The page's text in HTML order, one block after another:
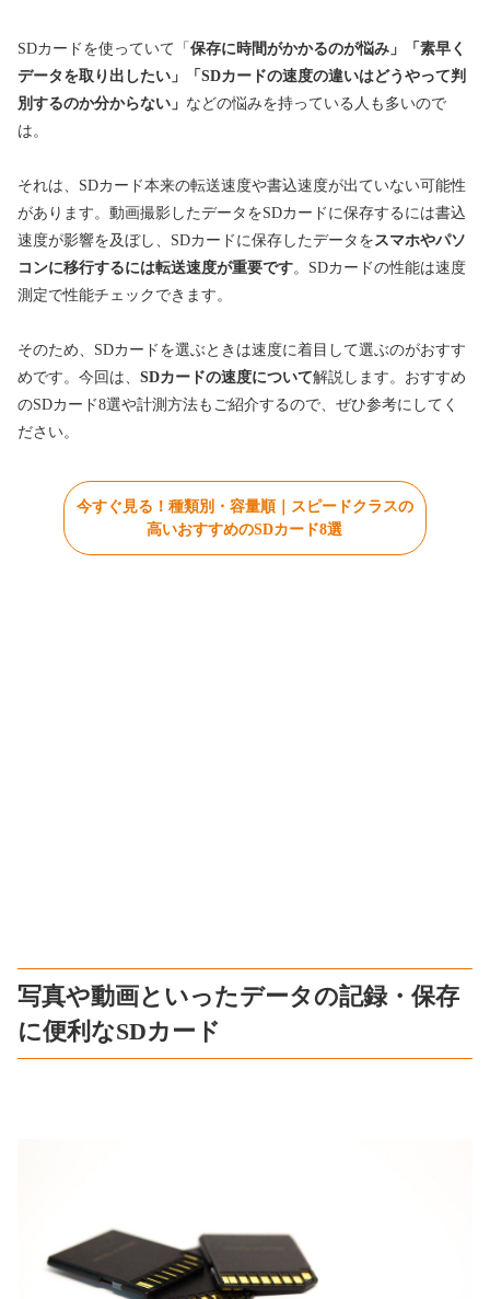
SDカードを使っていて「 保存に時間がかかるのが悩み」「素早く
データを取り出したい」「SDカードの速度の違いはどうやって判
別するのか分からない」 などの悩みを持っている人も多いので
は。
それは、SDカード本来の転送速度や書込速度が出ていない可能性
があります。動画撮影したデータをSDカードに保存するには書込
速度が影響を及ぼし、SDカードに保存したデータをスマホやパソ
コンに移行するには転送速度が重要です。SDカードの性能は速度
測定で性能チェックできます。
そのため、SDカードを選ぶときは速度に着目して選ぶのがおすす
めです。今回は、 SDカードの速度について解説します。おすすめ
のSDカード8選や計測方法もご紹介するので、ぜひ参考にしてく
ださい。
今すぐ見る！種類別・容量順｜スピードクラスの
高いおすすめのSDカード8選
写真や動画といったデータの記録・保存
に便利なSDカード